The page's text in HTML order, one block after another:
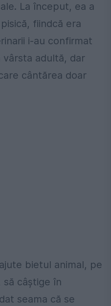
La început, ea a
fiindcă era
i-au confirmat
adultă, dar
cântărea doar
bietul animal, pe
câştige în
seama că se